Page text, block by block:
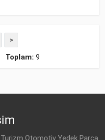
>
Toplam: 9
Otomotiv Yedek Parça